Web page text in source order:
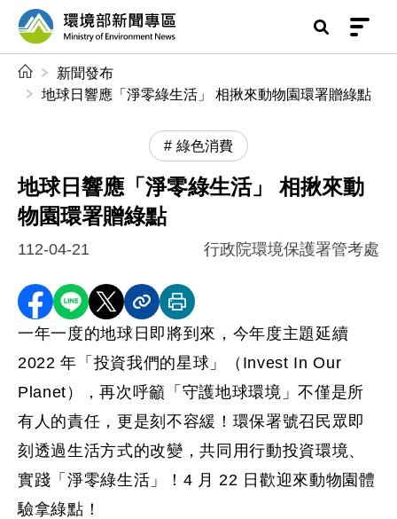
前往中央內容區塊
環境部新聞專區
新聞發布
地球日響應「淨零綠生活」 相揪來動物園環署贈綠點
綠色消費
地球日響應「淨零綠生活」 相揪來動
物園環署贈綠點
112-04-21 行政院環境保護署管考處
分享至 Facebook
分享到 LINE
分享到 X分享內容連結
列印本頁
一年一度的地球日即將到來，今年度主題延續
2022 年「投資我們的星球」（Invest In Our
Planet），再次呼籲「守護地球環境」不僅是所
有人的責任，更是刻不容緩！環保署號召民眾即
刻透過生活方式的改變，共同用行動投資環境、
實踐「淨零綠生活」！4 月 22 日歡迎來動物園體
驗拿綠點！